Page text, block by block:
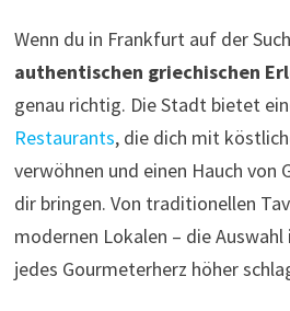
Wenn du in Frankfurt auf der
authentischen griechischen
genau richtig. Die Stadt bietet
Restaurants, die dich mit
verwöhnen und einen Hauch von
dir bringen. Von traditionellen
modernen Lokalen – die
jedes Gourmeterherz höher